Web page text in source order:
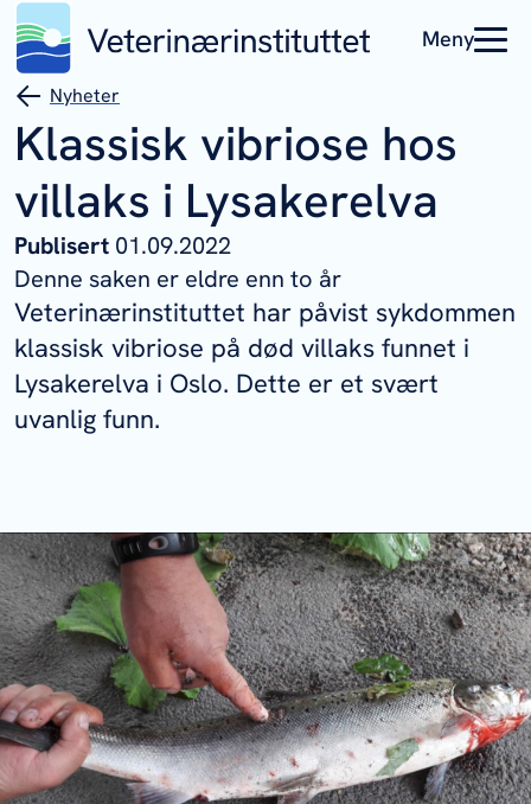
Meny
Nyheter
Klassisk vibriose hos
villaks i Lysakerelva
Publisert 01.09.2022
Denne saken er eldre enn to år
Veterinærinstituttet har påvist sykdommen
klassisk vibriose på død villaks funnet i
Lysakerelva i Oslo. Dette er et svært
uvanlig funn.